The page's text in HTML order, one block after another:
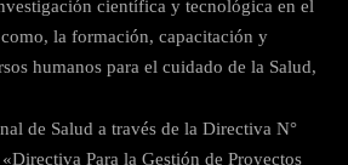
científica y tecnológica en el
la formación, capacitación y
humanos para el cuidado de la Salud,
de Salud a través de la Directiva N°
Para la Gestión de Proyectos